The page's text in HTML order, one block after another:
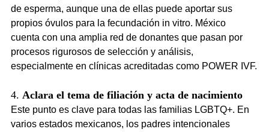
de esperma, aunque una de ellas puede aportar sus
propios óvulos para la fecundación in vitro. México
cuenta con una amplia red de donantes que pasan por
procesos rigurosos de selección y análisis,
especialmente en clínicas acreditadas como POWER IVF.
4. Aclara el tema de filiación y acta de nacimiento
Este punto es clave para todas las familias LGBTQ+. En
varios estados mexicanos, los padres intencionales